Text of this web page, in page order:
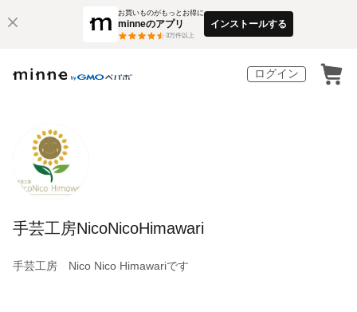
お買いものがもっとお得に
minneのアプリ
3万件以上
インストールする
ログイン
手芸工房NicoNicoHimawari
手芸工房 Nico Nico Himawariです